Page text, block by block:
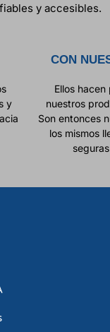
y accesibles.
y
CON
Ellos
nuestros
Son entonces
los mismos